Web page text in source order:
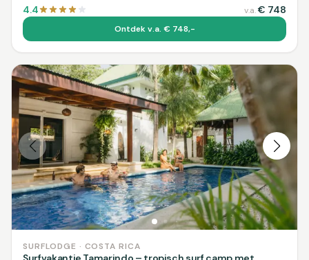
4.4 v.a.€ 748
Ontdek v.a. € 748,-
SURFLODGE · COSTA RICA